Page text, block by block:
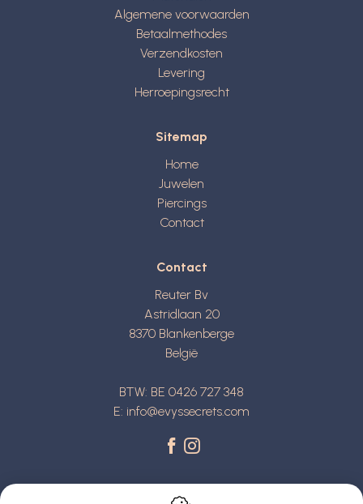
Algemene voorwaarden
Betaalmethodes
Verzendkosten
Levering
Herroepingsrecht
Sitemap
Home
Juwelen
Piercings
Contact
Contact
Reuter Bv
Astridlaan 20
8370 Blankenberge
België
BTW: BE 0426 727 348
E: info@evyssecrets.com